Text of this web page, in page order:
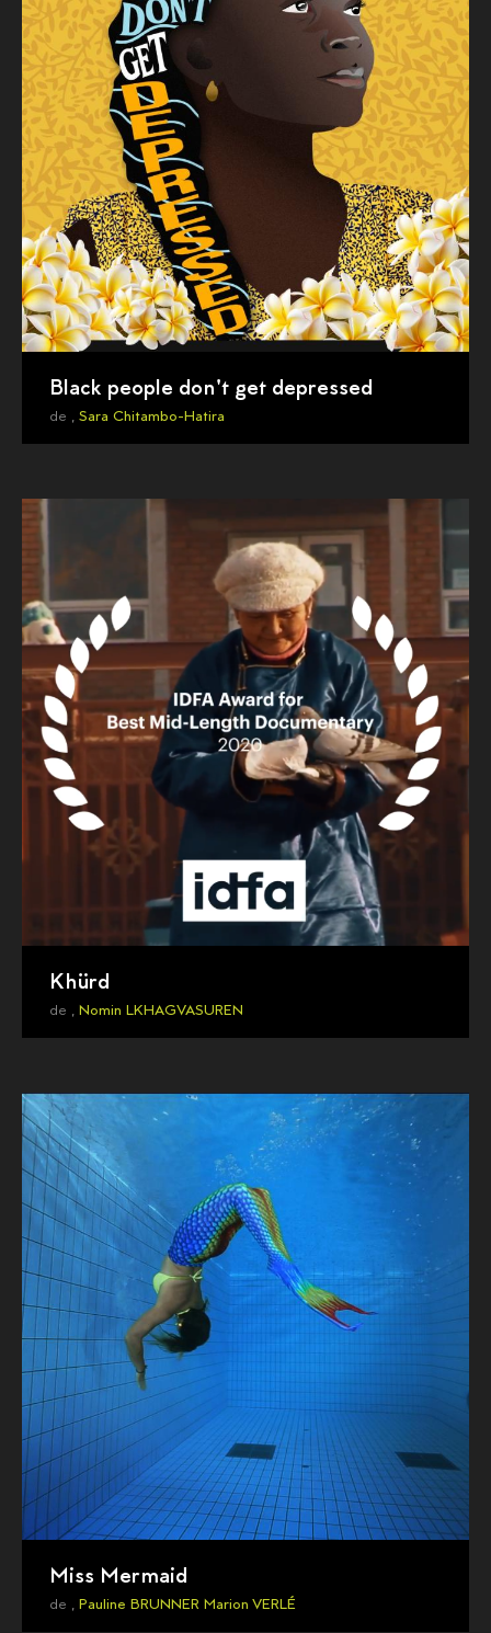
Black people don't get depressed
de , Sara Chitambo-Hatira
Khürd
de , Nomin LKHAGVASUREN
Miss Mermaid
de , Pauline BRUNNER Marion VERLÉ